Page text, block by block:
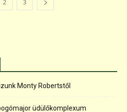
2 3
Monty Robertstől
üdülőkomplexum